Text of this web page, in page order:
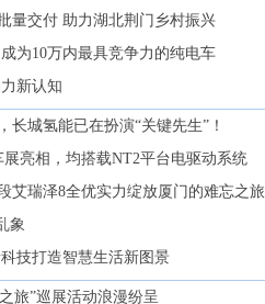
量交付 助力湖北荆门乡村振兴
为10万内最具竞争力的纯电车
新认知
城氢能已在扮演“关键先生”！
亮相，均搭载NT2平台电驱动系统
艾瑞泽8全优实力绽放厦门的难忘之旅
象
技打造智慧生活新图景
旅”巡展活动浪漫纷呈